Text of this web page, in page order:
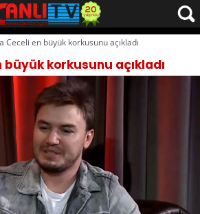
Ceceli en büyük korkusunu açıkladı
korkusunu açıkladı